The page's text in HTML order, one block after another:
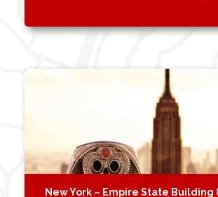
New York – Empire State